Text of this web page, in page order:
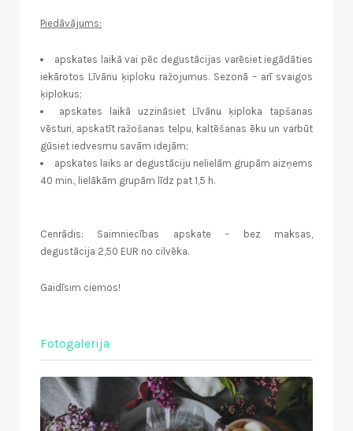
Piedāvājums:
apskates laikā vai pēc degustācijas varēsiet iegādāties
iekārotos Līvānu ķiploku ražojumus. Sezonā – arī svaigos
ķiplokus;
apskates laikā uzzināsiet Līvānu ķiploka tapšanas
vēsturi, apskatīt ražošanas telpu, kaltēšanas ēku un varbūt
gūsiet iedvesmu savām idejām;
apskates laiks ar degustāciju nelielām grupām aizņems
40 min., lielākām grupām līdz pat 1,5 h.
Cenrādis: Saimniecības apskate – bez maksas,
degustācija 2,50 EUR no cilvēka.
Gaidīsim ciemos!
Fotogalerija